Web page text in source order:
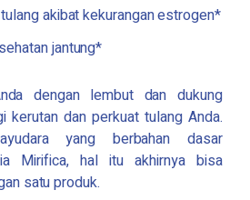
akibat kekurangan estrogen*
jantung*
dengan lembut dan dukung
kerutan dan perkuat tulang Anda.
yang berbahan dasar
Mirifica, hal itu akhirnya bisa
satu produk.